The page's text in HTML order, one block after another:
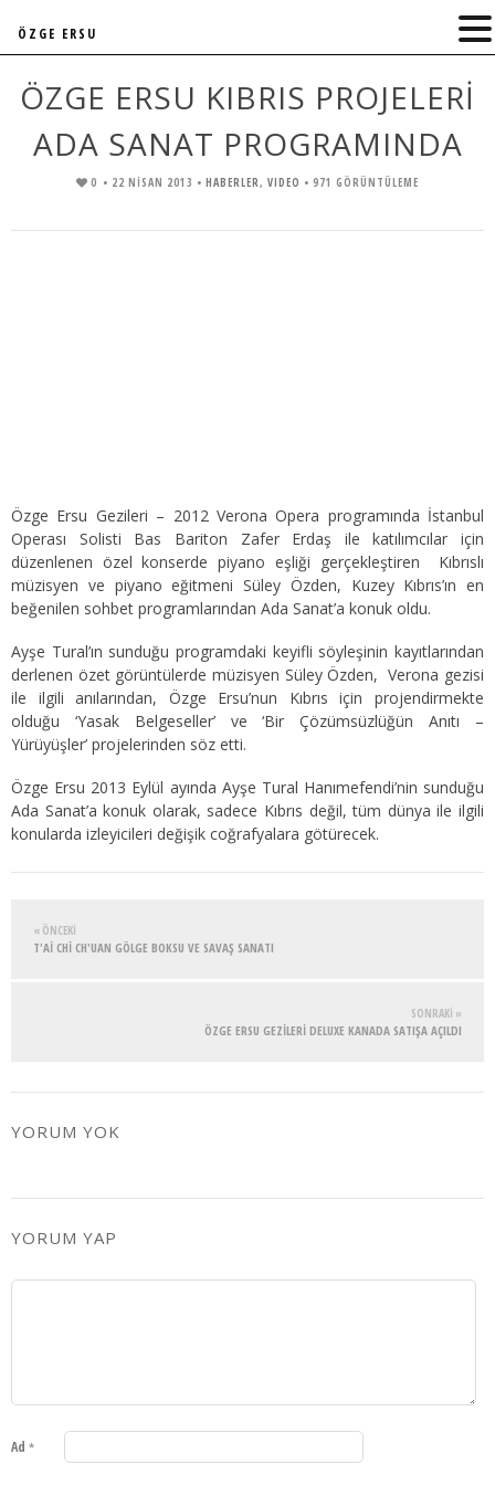
ÖZGE ERSU KIBRIS PROJELERI
ADA SANAT PROGRAMINDA
0 • 22 NISAN 2013 • HABERLER, VIDEO • 971 GÖRÜNTÜLEME
Özge Ersu Gezileri – 2012 Verona Opera programında İstanbul
Operası Solisti Bas Bariton Zafer Erdaş ile katılımcılar için
düzenlenen özel konserde piyano eşliği gerçekleştiren Kıbrıslı
müzisyen ve piyano eğitmeni Süley Özden, Kuzey Kıbrıs’ın en
beğenilen sohbet programlarından Ada Sanat’a konuk oldu.
Ayşe Tural’ın sunduğu programdaki keyifli söyleşinin kayıtlarından
derlenen özet görüntülerde müzisyen Süley Özden, Verona gezisi
ile ilgili anılarından, Özge Ersu’nun Kıbrıs için projendirmekte
olduğu ‘Yasak Belgeseller’ ve ‘Bir Çözümsüzlüğün Anıtı –
Yürüyüşler’ projelerinden söz etti.
Özge Ersu 2013 Eylül ayında Ayşe Tural Hanımefendi’nin sunduğu
Ada Sanat’a konuk olarak, sadece Kıbrıs değil, tüm dünya ile ilgili
konularda izleyicileri değişik coğrafyalara götürecek.
« ÖNCEKI
T'Aİ CHİ CH'UAN GÖLGE BOKSU VE SAVAŞ SANATI
SONRAKI »
ÖZGE ERSU GEZILERI DELUXE KANADA SATIŞA AÇILDI
YORUM YOK
YORUM YAP
Ad *
ÖZGE ERSU